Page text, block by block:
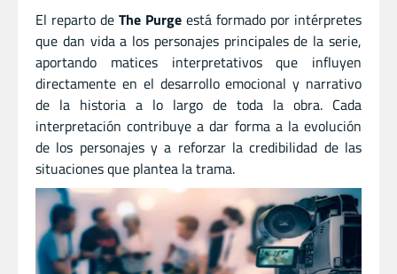
El reparto de The Purge está formado por intérpretes
que dan vida a los personajes principales de la serie,
aportando matices interpretativos que influyen
directamente en el desarrollo emocional y narrativo
de la historia a lo largo de toda la obra. Cada
interpretación contribuye a dar forma a la evolución
de los personajes y a reforzar la credibilidad de las
situaciones que plantea la trama.